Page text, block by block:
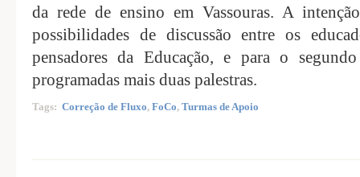
da rede de ensino em Vassouras. A
possibilidades de discussão entre os
pensadores da Educação, e para o
programadas mais duas palestras.
Tags: Correção de Fluxo, FoCo, Turmas de Apoio